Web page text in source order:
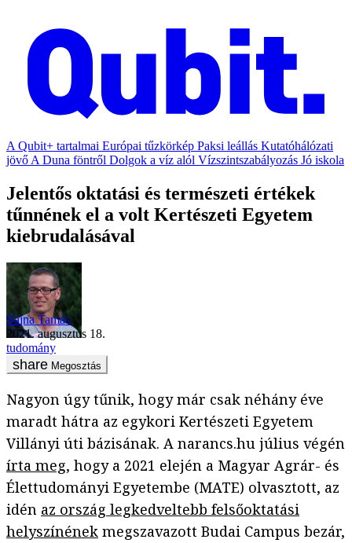
A Qubit+ tartalmai Európai tűzkörkép Paksi leállás Kutatóhálózati
jövő A Duna föntről Dolgok a víz alól Vízszintszabályozás Jó iskola
Jelentős oktatási és természeti értékek
tűnnének el a volt Kertészeti Egyetem
kiebrudalásával
Vajna Tamás
2021. augusztus 18.
tudomány
Megosztás
Nagyon úgy tűnik, hogy már csak néhány éve
maradt hátra az egykori Kertészeti Egyetem
Villányi úti bázisának. A narancs.hu július végén
írta meg, hogy a 2021 elején a Magyar Agrár- és
Élettudományi Egyetembe (MATE) olvasztott, az
idén az ország legkedveltebb felsőoktatási
helyszínének megszavazott Budai Campus bezár,